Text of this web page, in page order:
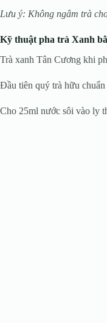
Lưu ý: Không ngâm trà
Kỹ thuật pha trà Xanh
Trà xanh Tân Cương khi
Đầu tiên quý trà hữu
Cho 25ml nước sôi vào ly